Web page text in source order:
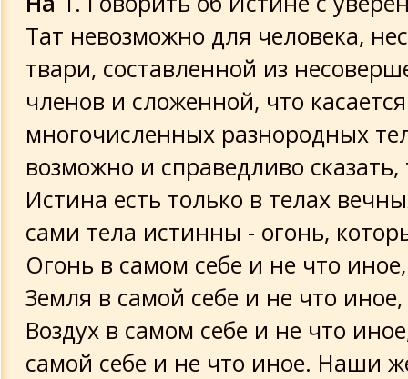
Тат невозможно для человека,
твари, составленной из
членов и сложенной, что
многочисленных разнородных
возможно и справедливо
Истина есть только в телах
сами тела истинны - огонь,
Огонь в самом себе и не что
Земля в самой себе и не что иное,
Воздух в самом себе и не что
самой себе и не что иное. Наши
О Волнениях тела, сковывающих
Асклепий
Завещание (или слова тайн) Гермеса
Трисмегиста [Изумрудная таблица]
Гермес к Аммону
Из речей Гермеса
Фрагмент из "Афродиты"
Из книги "Дева, или зеница мира"